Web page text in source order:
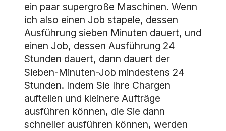
ein paar supergroße Maschinen. Wenn
ich also einen Job stapele, dessen
Ausführung sieben Minuten dauert, und
einen Job, dessen Ausführung 24
Stunden dauert, dann dauert der
Sieben-Minuten-Job mindestens 24
Stunden. Indem Sie Ihre Chargen
aufteilen und kleinere Aufträge
ausführen können, die Sie dann
schneller ausführen können, werden